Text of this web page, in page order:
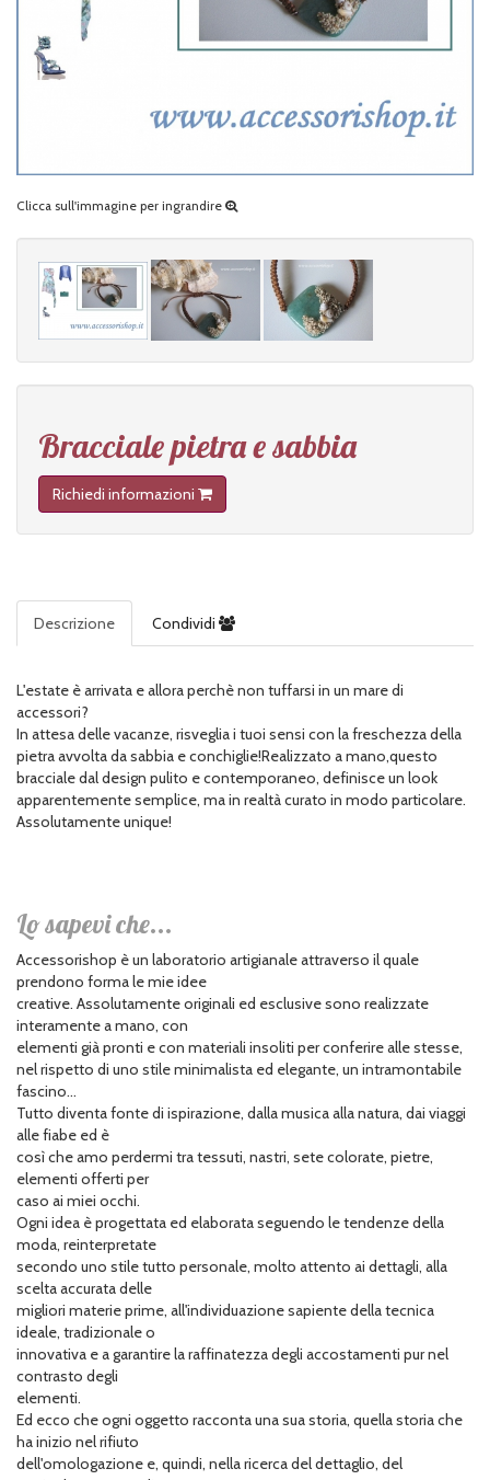
Clicca sull'immagine per ingrandire
Bracciale pietra e sabbia
Richiedi informazioni
Descrizione Condividi
L'estate è arrivata e allora perchè non tuffarsi in un mare di
accessori?
In attesa delle vacanze, risveglia i tuoi sensi con la freschezza della
pietra avvolta da sabbia e conchiglie!Realizzato a mano,questo
bracciale dal design pulito e contemporaneo, definisce un look
apparentemente semplice, ma in realtà curato in modo particolare.
Assolutamente unique!
Lo sapevi che...
Accessorishop è un laboratorio artigianale attraverso il quale
prendono forma le mie idee
creative. Assolutamente originali ed esclusive sono realizzate
interamente a mano, con
elementi già pronti e con materiali insoliti per conferire alle stesse,
nel rispetto di uno stile minimalista ed elegante, un intramontabile
fascino...
Tutto diventa fonte di ispirazione, dalla musica alla natura, dai viaggi
alle fiabe ed è
così che amo perdermi tra tessuti, nastri, sete colorate, pietre,
elementi offerti per
caso ai miei occhi.
Ogni idea è progettata ed elaborata seguendo le tendenze della
moda, reinterpretate
secondo uno stile tutto personale, molto attento ai dettagli, alla
scelta accurata delle
migliori materie prime, all'individuazione sapiente della tecnica
ideale, tradizionale o
innovativa e a garantire la raffinatezza degli accostamenti pur nel
contrasto degli
elementi.
Ed ecco che ogni oggetto racconta una sua storia, quella storia che
ha inizio nel rifiuto
dell'omologazione e, quindi, nella ricerca del dettaglio, del